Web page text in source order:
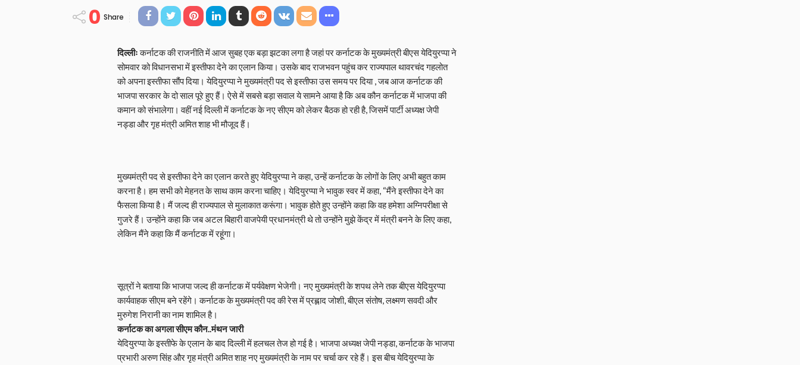
0 Share
दिल्लीःकर्नाटक की राजनीति में आज सुबह एक बड़ा झटका लगा है जहां पर कर्नाटक के मुख्यमंत्री बीएस येदियुरप्पा ने
सोमवार को विधानसभा में इस्तीफा देने का एलान किया। उसके बाद राजभवन पहुंच कर राज्यपाल थावरचंद गहलोत
को अपना इस्तीफा सौंप दिया। येदियुरप्पा ने मुख्यमंत्री पद से इस्तीफा उस समय पर दिया , जब आज कर्नाटक की
भाजपा सरकार के दो साल पूरे हुए हैं। ऐसे में सबसे बड़ा सवाल ये सामने आया है कि अब कौन कर्नाटक में भाजपा की
कमान को संभालेगा। वहीं नई दिल्ली में कर्नाटक के नए सीएम को लेकर बैठक हो रही है, जिसमें पार्टी अध्यक्ष जेपी
नड्डा और गृह मंत्री अमित शाह भी मौजूद हैं।
मुख्यमंत्री पद से इस्तीफा देने का एलान करते हुए येदियुरप्पा ने कहा, उन्हें कर्नाटक के लोगों के लिए अभी बहुत काम
करना है। हम सभी को मेहनत के साथ काम करना चाहिए। येदियुरप्पा ने भावुक स्वर में कहा, “मैंने इस्तीफा देने का
फैसला किया है। मैं जल्द ही राज्यपाल से मुलाकात करूंगा। भावुक होते हुए उन्होंने कहा कि वह हमेशा अग्निपरीक्षा से
गुजरे हैं। उन्होंने कहा कि जब अटल बिहारी वाजपेयी प्रधानमंत्री थे तो उन्होंने मुझे केंद्र में मंत्री बनने के लिए कहा,
लेकिन मैंने कहा कि मैं कर्नाटक में रहूंगा।
सूत्रों ने बताया कि भाजपा जल्द ही कर्नाटक में पर्यवेक्षण भेजेगी। नए मुख्यमंत्री के शपथ लेने तक बीएस येदियुरप्पा
कार्यवाहक सीएम बने रहेंगे। कर्नाटक के मुख्यमंत्री पद की रेस में प्रह्लाद जोशी, बीएल संतोष, लक्ष्मण सवदी और
मुरुगेश निरानी का नाम शामिल है।
कर्नाटक का अगला सीएम कौन..मंथन जारी
येदियुरप्पा के इस्तीफे के एलान के बाद दिल्ली में हलचल तेज हो गई है। भाजपा अध्यक्ष जेपी नड्डा, कर्नाटक के भाजपा
प्रभारी अरुण सिंह और गृह मंत्री अमित शाह नए मुख्यमंत्री के नाम पर चर्चा कर रहे हैं। इस बीच येदियुरप्पा के